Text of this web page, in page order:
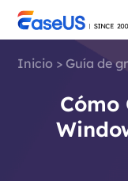
Inicio > Guía de
Cómo